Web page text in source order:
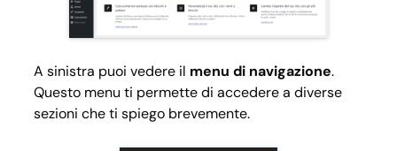
A sinistra puoi vedere il menu di navigazione.
Questo menu ti permette di accedere a diverse
sezioni che ti spiego brevemente.